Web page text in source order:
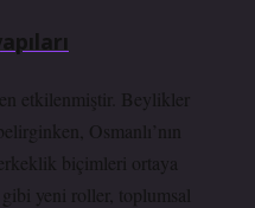
etkilenmiştir. Beylikler
Osmanlı’nın
biçimleri ortaya
gibi yeni roller, toplumsal